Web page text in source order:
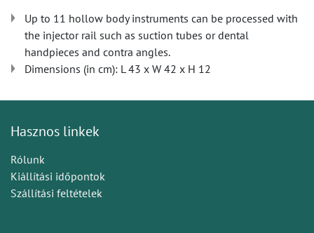
Up to 11 hollow body instruments can be processed with
the injector rail such as suction tubes or dental
handpieces and contra angles.
Dimensions (in cm): L 43 x W 42 x H 12
Hasznos linkek
Rólunk
Kiállítási időpontok
Szállítási feltételek